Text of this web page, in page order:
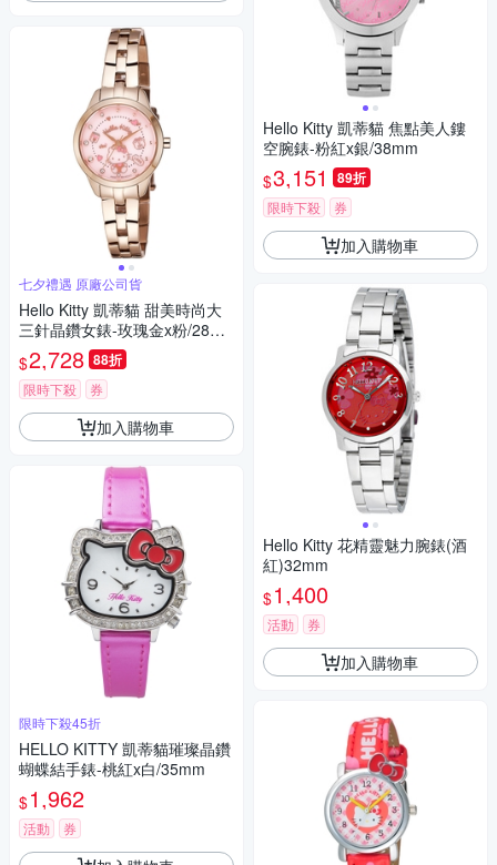
七夕禮遇 原廠公司貨
Hello Kitty 凱蒂貓 甜美時尚大
三針晶鑽女錶-玫瑰金x粉/28m
m LK707LRPS 七夕寵愛季 送
禮推薦
$2,728 88折
限時下殺 券
加入購物車
限時下殺45折
HELLO KITTY 凱蒂貓璀璨晶鑽
蝴蝶結手錶-桃紅x白/35mm
$1,962
活動 券
Hello Kitty 凱蒂貓 焦點美人鏤
空腕錶-粉紅x銀/38mm
$3,151 89折
限時下殺 券
加入購物車
Hello Kitty 花精靈魅力腕錶(酒
紅)32mm
$1,400
活動 券
加入購物車